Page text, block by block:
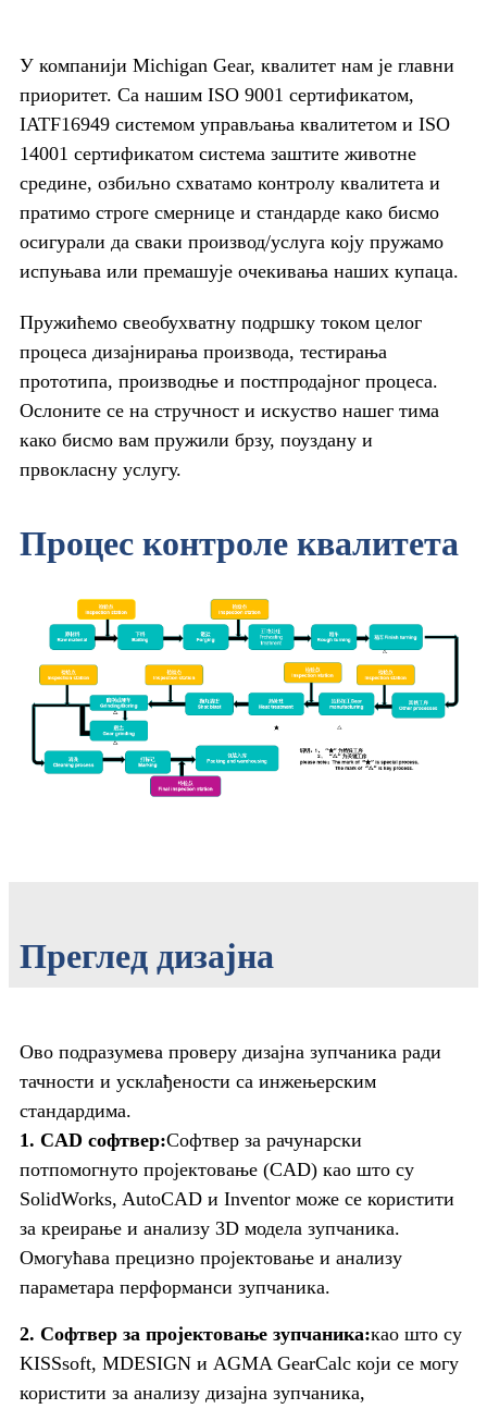
У компанији Michigan Gear, квалитет нам је главни
приоритет. Са нашим ISO 9001 сертификатом,
IATF16949 системом управљања квалитетом и ISO
14001 сертификатом система заштите животне
средине, озбиљно схватамо контролу квалитета и
пратимо строге смернице и стандарде како бисмо
осигурали да сваки производ/услуга коју пружамо
испуњава или премашује очекивања наших купаца.
Пружићемо свеобухватну подршку током целог
процеса дизајнирања производа, тестирања
прототипа, производње и постпродајног процеса.
Ослоните се на стручност и искуство нашег тима
како бисмо вам пружили брзу, поуздану и
првокласну услугу.
Процес контроле квалитета
Преглед дизајна
Ово подразумева проверу дизајна зупчаника ради
тачности и усклађености са инжењерским
стандардима.
1. CAD софтвер:Софтвер за рачунарски
потпомогнуто пројектовање (CAD) као што су
SolidWorks, AutoCAD и Inventor може се користити
за креирање и анализу 3D модела зупчаника.
Омогућава прецизно пројектовање и анализу
параметара перформанси зупчаника.
2. Софтвер за пројектовање зупчаника:као што су
KISSsoft, MDESIGN и AGMA GearCalc који се могу
користити за анализу дизајна зупчаника,